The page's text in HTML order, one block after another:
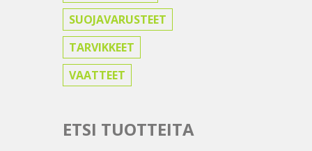
SUOJAVARUSTEET
TARVIKKEET
VAATTEET
ETSI TUOTTEITA